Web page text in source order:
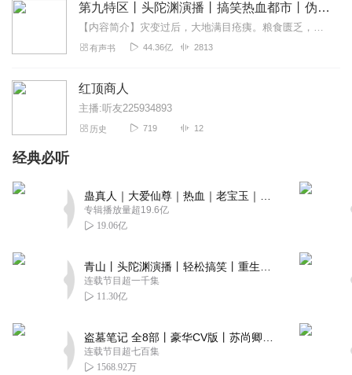
第九特区丨头陀渊演播丨搞笑热血都市丨伪戒丨VIP免费多人有声剧
【内容简介】灾变过后，大地满目疮痍。粮食匮乏，资源紧俏，局势混乱……一位从待规划区杀出来的青年，背对着漫天黄沙，孤身来到九区谋生，却不曾想偶然结识三五好友，一念...
有声书 44.36亿 2813
红顶商人
主播:听友225934893
历史 719 12
经典必听
专辑播放量超19.6亿
19.06亿
连载节目超一千集
11.30亿
连载节目超七百集
1568.92万